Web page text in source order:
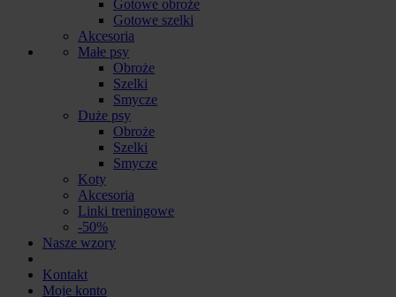
Gotowe obroże
Gotowe szelki
Akcesoria
Małe psy
Obroże
Szelki
Smycze
Duże psy
Obroże
Szelki
Smycze
Koty
Akcesoria
Linki treningowe
-50%
Nasze wzory
Kontakt
Moje konto